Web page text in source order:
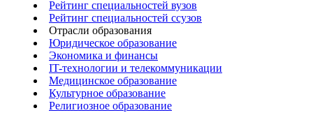
Рейтинг специальностей вузов
Рейтинг специальностей ссузов
Отрасли образования
Юридическое образование
Экономика и финансы
IT-технологии и телекоммуникации
Медицинское образование
Культурное образование
Религиозное образование